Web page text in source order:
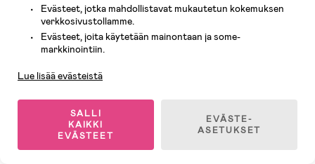
Varastossa
Lindberg Lingbo
31,90 €
53,90 €(Ilman dealia
Superhinta
Evästeet, jotka mahdollistavat mukautetun kokemuksen
verkkosivustollamme.
Evästeet, joita käytetään mainontaan ja some-
markkinointiin.
Lue lisää evästeistä
SALLI
KAIKKI
EVÄSTEET
EVÄSTE-
ASETUKSET